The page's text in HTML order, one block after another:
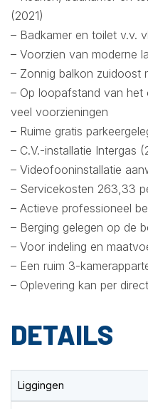
(2021)
– Badkamer en toilet v.v.
– Voorzien van moderne
– Zonnig balkon zuidoost
– Op loopafstand van het
veel voorzieningen
– Ruime gratis
– C.V.-installatie Intergas
– Videofooninstallatie
– Servicekosten 263,33
– Actieve professioneel
– Berging gelegen op de
– Voor indeling en
– Een ruim 3-
– Oplevering kan per direct
DETAILS
Liggingen